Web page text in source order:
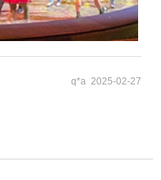
q*a 2025-02-27